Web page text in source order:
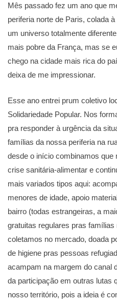
Mês passado fez um ano que
periferia norte de Paris, colada
um universo totalmente
mais pobre da França, mas se
chego na cidade mais rica do
deixa de me impressionar.
Esse ano entrei prum coletivo
Solidariedade Popular. Nos
pra responder à urgência da
famílias da nossa periferia na
desde o início combinamos que
crise sanitária-alimentar e
mais variados tipos aqui:
menores de idade, apoio
bairro (todas estrangeiras, a
gratuitas regulares pras
coletamos no mercado, doada
de higiene pras pessoas
acampam na margem do canal
da participação em outras lutas
nosso território, pois a ideia é